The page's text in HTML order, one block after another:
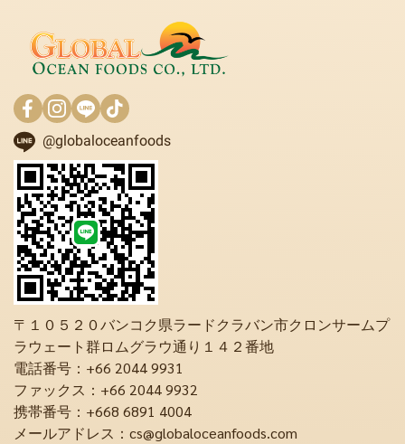
@globaloceanfoods
〒１０５２０バンコク県ラードクラバン市クロンサームプ
ラウェート群ロムグラウ通り１４２番地
電話番号：+66 2044 9931
ファックス：+66 2044 9932
携帯番号：+668 6891 4004
メールアドレス：cs@globaloceanfoods.com